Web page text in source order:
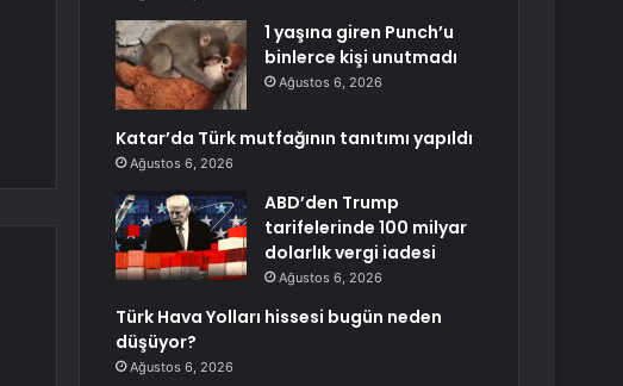
1 yaşına giren Punch’u
binlerce kişi unutmadı
Ağustos 6, 2026
Katar’da Türk mutfağının tanıtımı yapıldı
Ağustos 6, 2026
ABD’den Trump
tarifelerinde 100 milyar
dolarlık vergi iadesi
Ağustos 6, 2026
Türk Hava Yolları hissesi bugün neden
düşüyor?
Ağustos 6, 2026